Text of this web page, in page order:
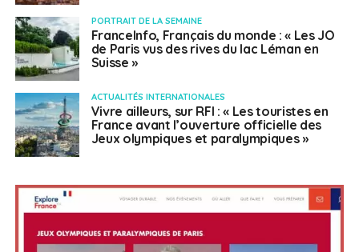
PORTRAIT DE LA SEMAINE
FranceInfo, Français du monde : « Les JO
de Paris vus des rives du lac Léman en
Suisse »
ACTUALITÉS INTERNATIONALES
Vivre ailleurs, sur RFI : « Les touristes en
France avant l’ouverture officielle des
Jeux olympiques et paralympiques »